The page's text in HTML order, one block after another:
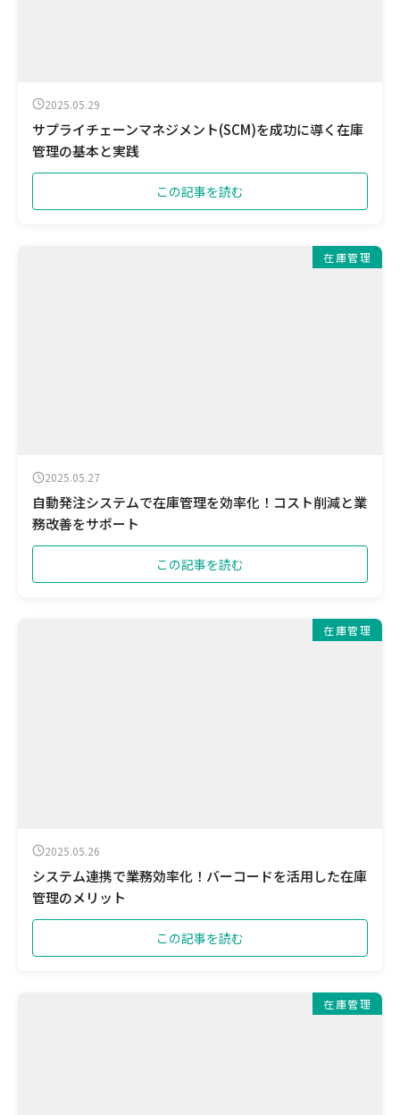
2025.05.29
サプライチェーンマネジメント(SCM)を成功に導く在庫
管理の基本と実践
この記事を読む
在庫管理
2025.05.27
自動発注システムで在庫管理を効率化！コスト削減と業
務改善をサポート
この記事を読む
在庫管理
2025.05.26
システム連携で業務効率化！バーコードを活用した在庫
管理のメリット
この記事を読む
在庫管理